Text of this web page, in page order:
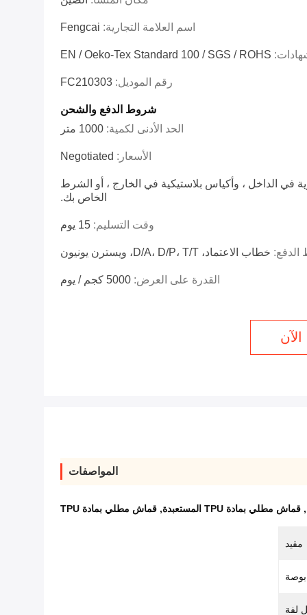
اسم العلامة التجارية: Fengcai
EN / Oeko-Tex Standard 100 / SGS / ROHS
رقم الموديل: FC210303
شروط الدفع والشحن
الحد الأدنى لكمية: 1000 متر
الأسعار: Negotiated
في الداخل ، وأكياس بلاستيكية في الخارج ، أو الشرط
الخاص بك.
وقت التسليم: 15 يوم
خطاب الاعتماد، D/A، D/P، T/T، ويسترن يونيون
القدرة على العرض: 5000 كجم / يوم
المواصفات
, قماش مطلي بمادة TPU المستعبدة , قماش مطلي بمادة TPU
مقيد